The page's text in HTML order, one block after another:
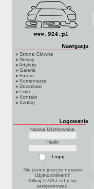
Nawigacja
Strona Główna
Newsy
Artykuły
Galeria
Forum
Komentarze
Download
Linki
Kontakt
Szukaj
Logowanie
Nazwa Użytkownika
Hasło
Nie jesteś jeszcze naszym
Użytkownikiem?
Kilknij TUTAJżeby się
zarejestrować.